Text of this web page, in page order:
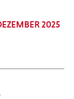
2025